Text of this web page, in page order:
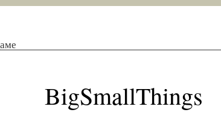
BigSmallThings